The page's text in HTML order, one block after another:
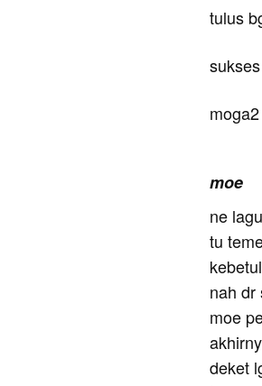
tulus
moe
ne
tu
nah dr
moe
deket